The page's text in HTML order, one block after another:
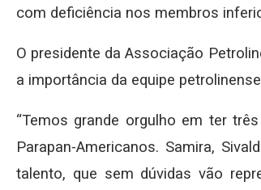
com deficiência nos membros
O presidente da Associação
a importância da equipe
“Temos grande orgulho em ter
Parapan-Americanos. Samira,
talento, que sem dúvidas vão